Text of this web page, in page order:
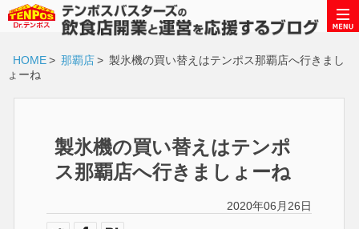
HOME> 那覇店> 製氷機の買い替えはテンポス那覇店へ行きまし
ょーね
製氷機の買い替えはテンポ
ス那覇店へ行きましょーね
2020年06月26日